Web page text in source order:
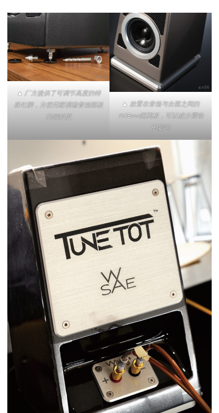
▲ 厂方提供了可调节高度的特
殊钉脚，方便用家调整音箱面板
的倾斜度
▲ 放置在音箱与台面之间的
ISOBase隔离板，可以减少震动
的影响